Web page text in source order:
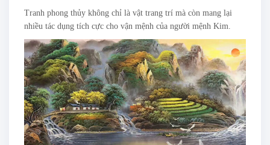
Tranh phong thủy không chỉ là vật trang trí mà còn mang lại
nhiều tác dụng tích cực cho vận mệnh của người mệnh Kim.